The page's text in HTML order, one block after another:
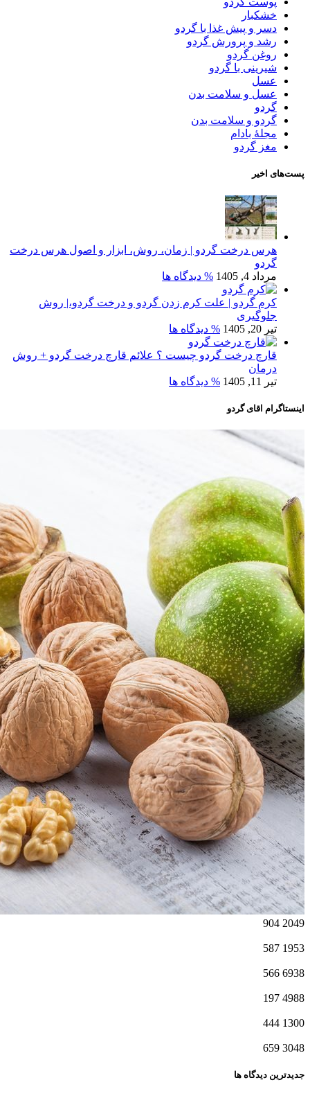
خشکبار
دسر و پیش غذا با گردو
رشد و پرورش گردو
روغن گردو
شیرینی با گردو
عسل
عسل و سلامت بدن
گردو
گردو و سلامت بدن
مجلۀ بادام
مغز گردو
پست‌های اخیر
هرس درخت گردو | زمان، روش، ابزار و اصول هرس درخت
گردو
مرداد 4, 1405
% دیدگاه ها
کرم گردو | علت کرم زدن گردو و درخت گردو،| روش
جلوگیری
تیر 20, 1405
% دیدگاه ها
قارچ درخت گردو چیست ؟ علائم قارچ درخت گردو + روش
درمان
تیر 11, 1405
% دیدگاه ها
اینستاگرام اقای گردو
2049
904
1953
587
6938
566
4988
197
1300
444
3048
659
جدیدترین دیدگاه ها